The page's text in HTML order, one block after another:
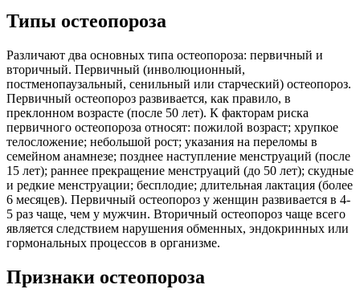
Типы остеопороза
Различают два основных типа остеопороза: первичный и
вторичный. Первичный (инволюционный,
постменопаузальный, сенильный или старческий) остеопороз.
Первичный остеопороз развивается, как правило, в
преклонном возрасте (после 50 лет). К факторам риска
первичного остеопороза относят: пожилой возраст; хрупкое
телосложение; небольшой рост; указания на переломы в
семейном анамнезе; позднее наступление менструаций (после
15 лет); раннее прекращение менструаций (до 50 лет); скудные
и редкие менструации; бесплодие; длительная лактация (более
6 месяцев). Первичный остеопороз у женщин развивается в 4-
5 раз чаще, чем у мужчин. Вторичный остеопороз чаще всего
является следствием нарушения обменных, эндокринных или
гормональных процессов в организме.
Признаки остеопороза